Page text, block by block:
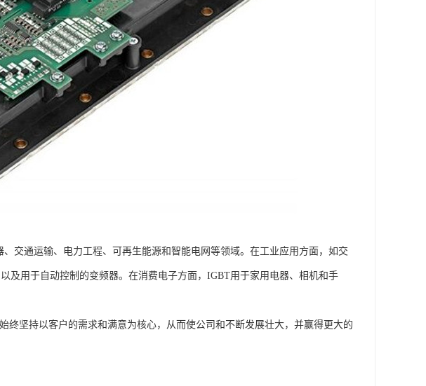
交通运输、电力工程、可再生能源和智能电网等领域。在工业应用方面，如交
及用于自动控制的变频器。在消费电子方面，IGBT用于家用电器、相机和手
终坚持以客户的需求和满意为核心，从而使公司和不断发展壮大，并赢得更大的